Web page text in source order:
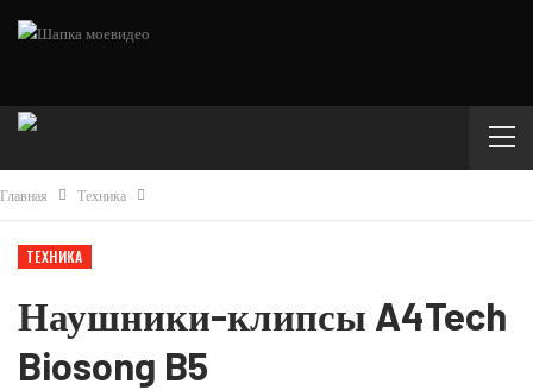
Главная Техника
ТЕХНИКА
Наушники-клипсы A4Tech
Biosong B5